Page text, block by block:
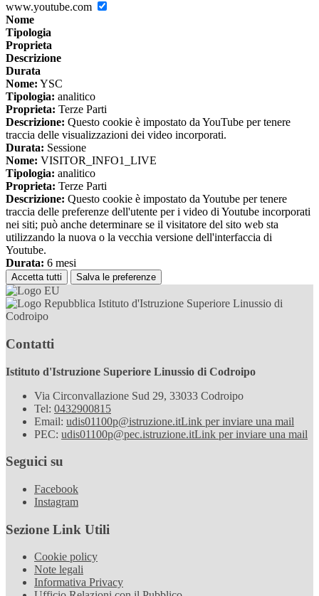
www.youtube.com
Nome
Tipologia
Proprieta
Descrizione
Durata
Nome: YSC
Tipologia: analitico
Proprieta: Terze Parti
Descrizione: Questo cookie è impostato da YouTube per tenere
traccia delle visualizzazioni dei video incorporati.
Durata: Sessione
Nome: VISITOR_INFO1_LIVE
Tipologia: analitico
Proprieta: Terze Parti
Descrizione: Questo cookie è impostato da Youtube per tenere
traccia delle preferenze dell'utente per i video di Youtube incorporati
nei siti; può anche determinare se il visitatore del sito web sta
utilizzando la nuova o la vecchia versione dell'interfaccia di
Youtube.
Durata: 6 mesi
Accetta tutti Salva le preferenze
Istituto d'Istruzione Superiore Linussio di
Codroipo
Contatti
Istituto d'Istruzione Superiore Linussio di Codroipo
Via Circonvallazione Sud 29, 33033 Codroipo
Tel: 0432900815
Email: udis01100p@istruzione.itLink per inviare una mail
PEC: udis01100p@pec.istruzione.itLink per inviare una mail
Seguici su
Facebook
Instagram
Sezione Link Utili
Cookie policy
Note legali
Informativa Privacy